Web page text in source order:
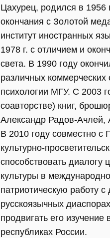
Цахурец, родился в 1956
окончания с Золотой
институт иностранных
1978 г. с отличием и
света. В 1990 году
различных коммерческих
психологии МГУ. С 2003
соавторстве) книг,
Александр Радов-Ачлей,
В 2010 году совместно с
культурно-
способствовать диалогу
культуры в
патриотическую работу
русскоязычных
продвигать его
республиках России.